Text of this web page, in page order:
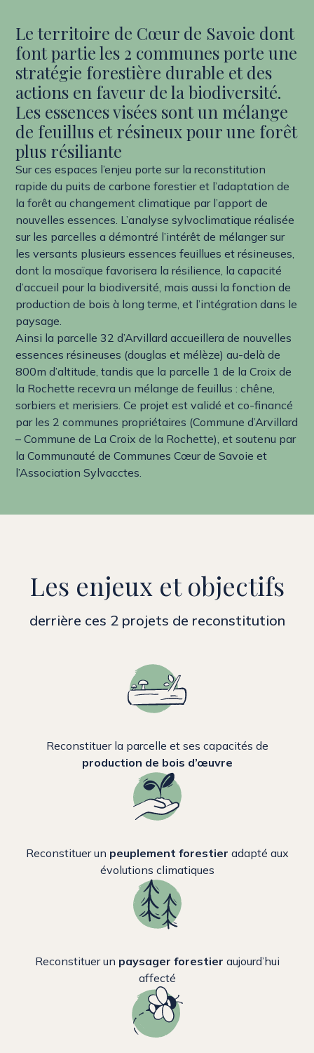
Le territoire de Cœur de Savoie dont
font partie les 2 communes porte une
stratégie forestière durable et des
actions en faveur de la biodiversité.
Les essences visées sont un mélange
de feuillus et résineux pour une forêt
plus résiliante
Sur ces espaces l’enjeu porte sur la reconstitution
rapide du puits de carbone forestier et l’adaptation de
la forêt au changement climatique par l’apport de
nouvelles essences. L’analyse sylvoclimatique réalisée
sur les parcelles a démontré l’intérêt de mélanger sur
les versants plusieurs essences feuillues et résineuses,
dont la mosaïque favorisera la résilience, la capacité
d’accueil pour la biodiversité, mais aussi la fonction de
production de bois à long terme, et l’intégration dans le
paysage.
Ainsi la parcelle 32 d’Arvillard accueillera de nouvelles
essences résineuses (douglas et mélèze) au-delà de
800m d’altitude, tandis que la parcelle 1 de la Croix de
la Rochette recevra un mélange de feuillus : chêne,
sorbiers et merisiers. Ce projet est validé et co-financé
par les 2 communes propriétaires (Commune d’Arvillard
– Commune de La Croix de la Rochette), et soutenu par
la Communauté de Communes Cœur de Savoie et
l’Association Sylvacctes.
Les enjeux et objectifs
derrière ces 2 projets de reconstitution
Reconstituer la parcelle et ses capacités de
production de bois d’œuvre
Reconstituer un peuplement forestier adapté aux
évolutions climatiques
Reconstituer un paysager forestier aujourd’hui
affecté